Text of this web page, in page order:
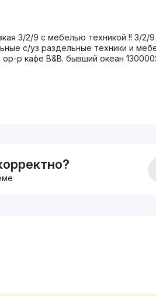
3/2/9 с мебелью техникой !! 3/2/9
с/уз раздельные техники и
р кафе B&B. бывший океан